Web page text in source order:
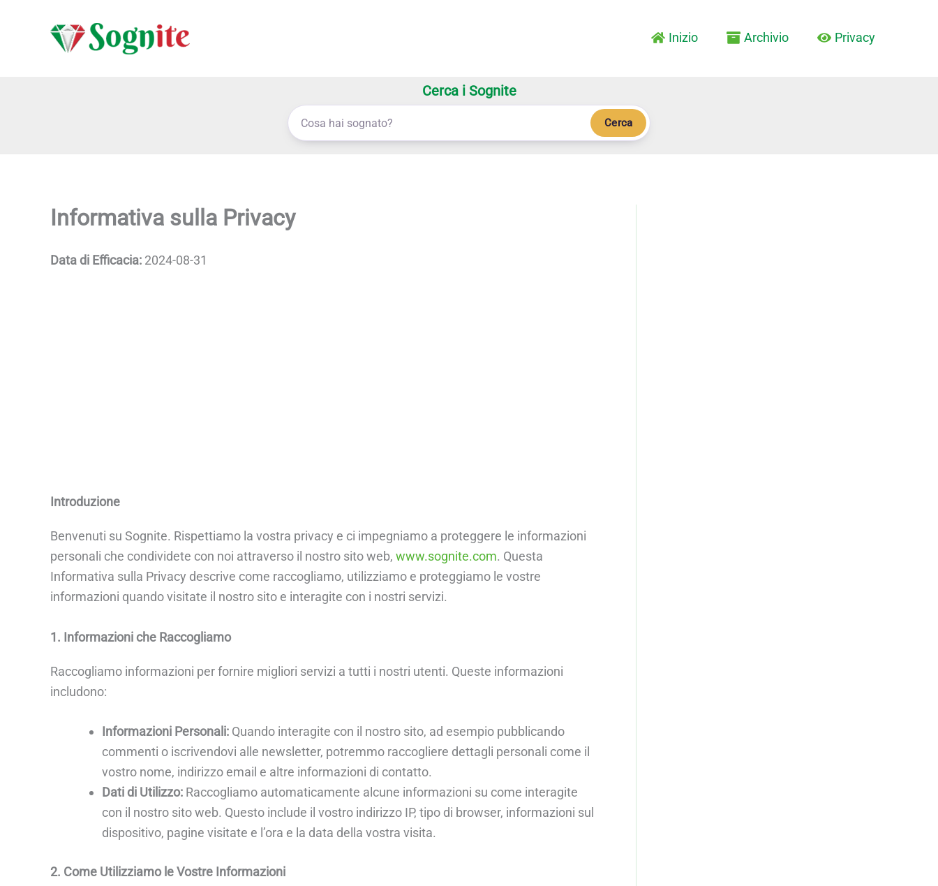
Inizio Archivio Privacy
Cerca i Sognite
Cerca
Informativa sulla Privacy
Data di Efficacia: 2024-08-31
Introduzione
Benvenuti su Sognite. Rispettiamo la vostra privacy e ci impegniamo a proteggere le informazioni
personali che condividete con noi attraverso il nostro sito web, www.sognite.com. Questa
Informativa sulla Privacy descrive come raccogliamo, utilizziamo e proteggiamo le vostre
informazioni quando visitate il nostro sito e interagite con i nostri servizi.
1. Informazioni che Raccogliamo
Raccogliamo informazioni per fornire migliori servizi a tutti i nostri utenti. Queste informazioni
includono:
Informazioni Personali: Quando interagite con il nostro sito, ad esempio pubblicando
commenti o iscrivendovi alle newsletter, potremmo raccogliere dettagli personali come il
vostro nome, indirizzo email e altre informazioni di contatto.
Dati di Utilizzo: Raccogliamo automaticamente alcune informazioni su come interagite
con il nostro sito web. Questo include il vostro indirizzo IP, tipo di browser, informazioni sul
dispositivo, pagine visitate e l’ora e la data della vostra visita.
2. Come Utilizziamo le Vostre Informazioni